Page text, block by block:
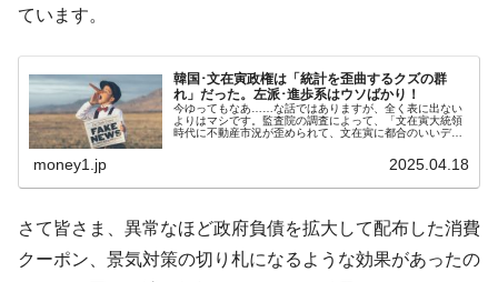
だった選手とは？
Fact1
甲子園通算本塁打、最多の清原に次いで多く打っ
ている意外な選手とは？
Fact1 セレクトセールの高額取引馬が稼いだ金額とは？
ています。
韓国･文在寅政権は「統計を歪曲するクズの群
れ」だった。左派･進歩系はウソばかり！
今ゆってもなあ……な話ではありますが、全く表に出ない
よりはマシです。監査院の調査によって、「文在寅大統領
時代に不動産市況が歪められて、文在寅に都合のいいデー
money1.jp 2025.04.18
さて皆さま、異常なほど政府負債を拡大して配布した消費
クーポン、景気対策の切り札になるような効果があったの